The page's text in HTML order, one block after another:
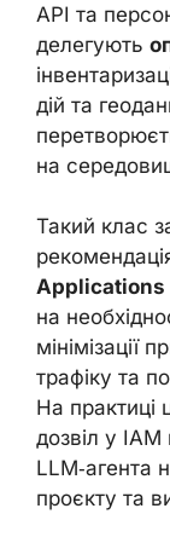
API та
делегують
дій та
на
Такий клас
Applications
на
мінімізації
трафіку та
На практиці
дозвіл у
LLM‑агента
проєкту та